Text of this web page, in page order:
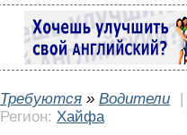
Требуются » Водители
|
Регион: Хайфа